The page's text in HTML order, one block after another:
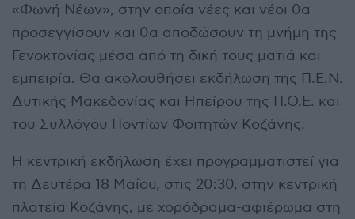
«Φωνή Νέων», στην οποία νέες και νέοι θα
προσεγγίσουν και θα αποδώσουν τη μνήμη της
Γενοκτονίας μέσα από τη δική τους ματιά και
εμπειρία. Θα ακολουθήσει εκδήλωση της Π.Ε.Ν.
Δυτικής Μακεδονίας και Ηπείρου της Π.Ο.Ε. και
του Συλλόγου Ποντίων Φοιτητών Κοζάνης.
Η κεντρική εκδήλωση έχει προγραμματιστεί για
τη Δευτέρα 18 Μαΐου, στις 20:30, στην κεντρική
πλατεία Κοζάνης, με χορόδραμα-αφιέρωμα στη